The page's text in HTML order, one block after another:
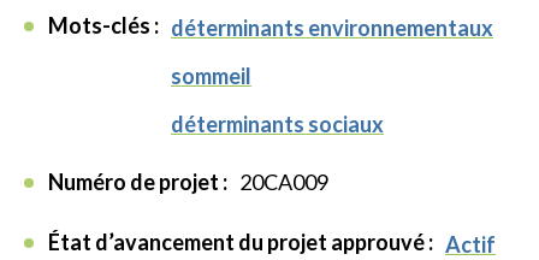
Mots-clés : déterminants environnementaux
sommeil
déterminants sociaux
Numéro de projet : 20CA009
État d’avancement du projet approuvé : Actif